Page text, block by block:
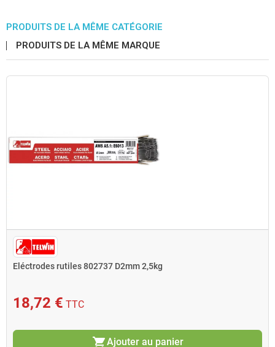
PRODUITS DE LA MÊME CATÉGORIE
PRODUITS DE LA MÊME MARQUE
Eléctrodes rutiles 802737 D2mm 2,5kg
18,72 € TTC
shopping_cartAjouter au panier